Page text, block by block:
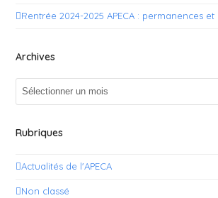
Rentrée 2024-2025 APECA : permanences
Archives
Archives
Rubriques
Actualités de l'APECA
Non classé